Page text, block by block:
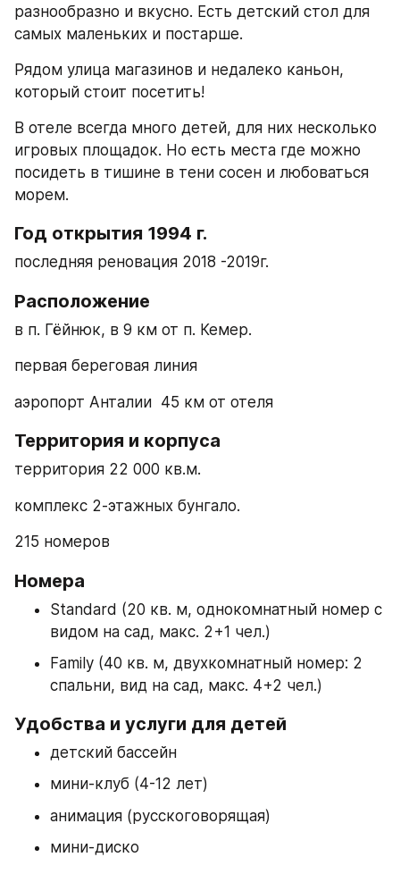
разнообразно и вкусно. Есть детский стол для
самых маленьких и постарше.
Рядом улица магазинов и недалеко каньон,
который стоит посетить!
В отеле всегда много детей, для них несколько
игровых площадок. Но есть места где можно
посидеть в тишине в тени сосен и любоваться
морем.
Год открытия 1994 г.
последняя реновация 2018 -2019г.
Расположение
в п. Гёйнюк, в 9 км от п. Кемер.
первая береговая линия
аэропорт Анталии  45 км от отеля
Территория и корпуса
территория 22 000 кв.м.
комплекс 2-этажных бунгало.
215 номеров
Номера
Standard (20 кв. м, однокомнатный номер с
видом на сад, макс. 2+1 чел.)
Family (40 кв. м, двухкомнатный номер: 2
спальни, вид на сад, макс. 4+2 чел.)
Удобства и услуги для детей
детский бассейн
мини-клуб (4-12 лет)
анимация (русскоговорящая)
мини-диско